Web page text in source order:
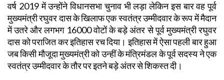
वर्ष 2019 में उन्होंने विधानसभा चुनाव भी लड़ा लेकिन इस बार वह पूर्व
मुख्यमंत्री रघुवर दास के खिलाफ एक स्वतंत्र उम्मीदवार के रूप में मैदान
में उतरे और लगभग 16000 वोटों के बड़े अंतर से पूर्व मुख्यमंत्री रघुवर
दास को पराजित कर इतिहास रच दिया। इतिहास में ऐसा पहली बार हुआ
जब किसी मौजूदा मुख्यमंत्री को उन्हीं के मंत्रिमंडल के पूर्व सदस्य ने एक
स्वतंत्र उम्मीदवार के तौर पर इतने बड़े अंतर से शिकस्त दी।